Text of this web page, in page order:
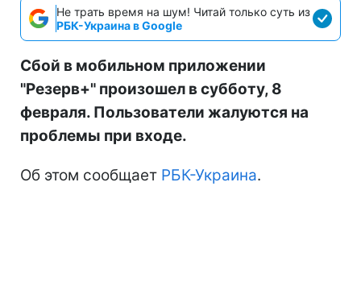
Не трать время на шум! Читай только суть из
РБК-Украина в Google
Сбой в мобильном приложении
"Резерв+" произошел в субботу, 8
февраля. Пользователи жалуются на
проблемы при входе.
Об этом сообщает РБК-Украина.